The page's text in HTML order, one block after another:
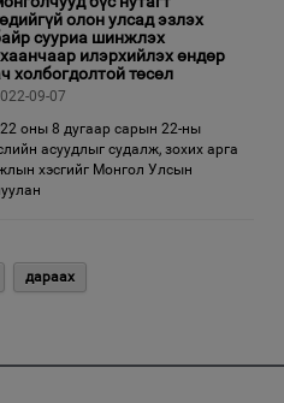
олон улсад эзлэх
сууриа шинжлэх
илэрхийлэх өндөр
холбогдолтой төсөл
09-07
оны 8 дугаар сарын 22-ны
асуудлыг судалж, зохих арга
хэсгийг Монгол Улсын
дараах